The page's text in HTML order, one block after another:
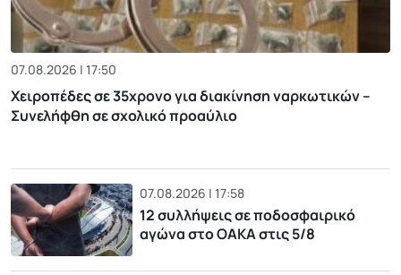
07.08.2026 | 17:50
Χειροπέδες σε 35χρονο για διακίνηση ναρκωτικών –
Συνελήφθη σε σχολικό προαύλιο
07.08.2026 | 17:58
12 συλλήψεις σε ποδοσφαιρικό
αγώνα στο ΟΑΚΑ στις 5/8